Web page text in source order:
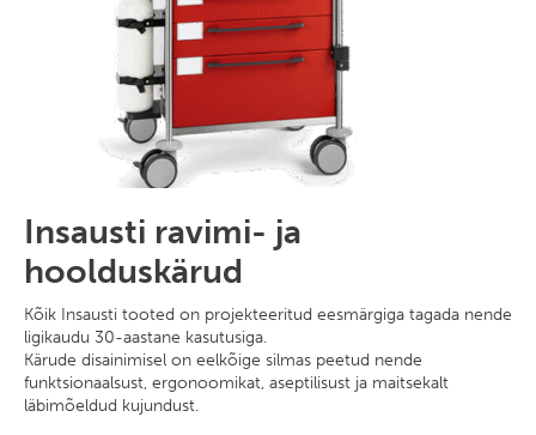
Insausti ravimi- ja
hoolduskärud
Kõik Insausti tooted on projekteeritud eesmärgiga tagada nende
ligikaudu 30-aastane kasutusiga.
Kärude disainimisel on eelkõige silmas peetud nende
funktsionaalsust, ergonoomikat, aseptilisust ja maitsekalt
läbimõeldud kujundust.